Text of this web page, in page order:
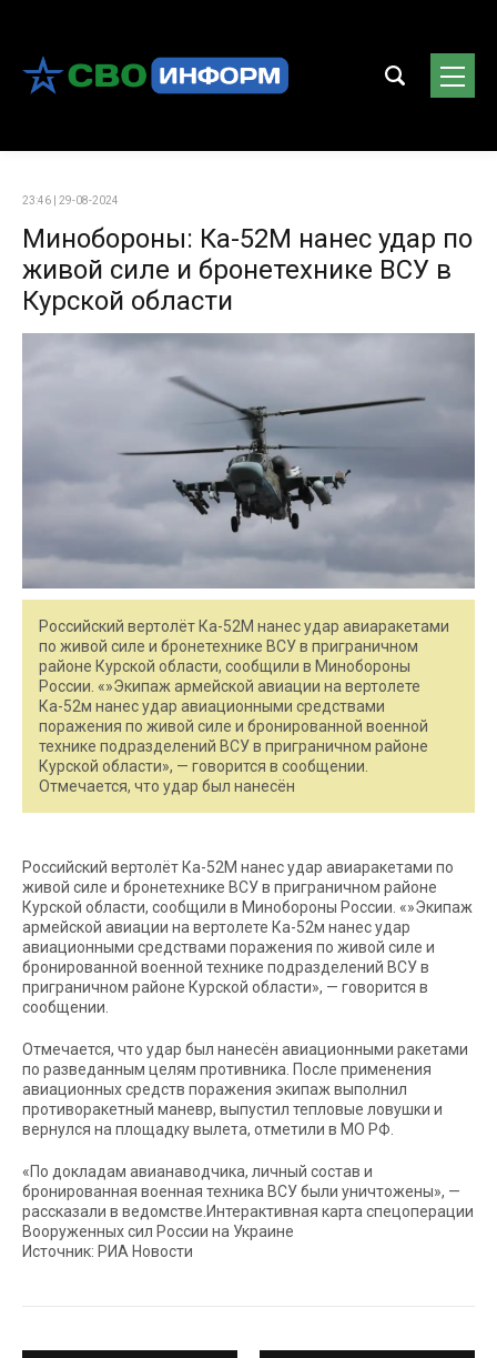
23:46 | 29-08-2024
Минобороны: Ка-52М нанес удар по
живой силе и бронетехнике ВСУ в
Курской области
Российский вертолёт Ка-52М нанес удар авиаракетами
по живой силе и бронетехнике ВСУ в приграничном
районе Курской области, сообщили в Минобороны
России. «»Экипаж армейской авиации на вертолете
Ка-52м нанес удар авиационными средствами
поражения по живой силе и бронированной военной
технике подразделений ВСУ в приграничном районе
Курской области», — говорится в сообщении.
Отмечается, что удар был нанесён
Российский вертолёт Ка-52М нанес удар авиаракетами по
живой силе и бронетехнике ВСУ в приграничном районе
Курской области, сообщили в Минобороны России. «»Экипаж
армейской авиации на вертолете Ка-52м нанес удар
авиационными средствами поражения по живой силе и
бронированной военной технике подразделений ВСУ в
приграничном районе Курской области», — говорится в
сообщении.
Отмечается, что удар был нанесён авиационными ракетами
по разведанным целям противника. После применения
авиационных средств поражения экипаж выполнил
противоракетный маневр, выпустил тепловые ловушки и
вернулся на площадку вылета, отметили в МО РФ.
«По докладам авианаводчика, личный состав и
бронированная военная техника ВСУ были уничтожены», —
рассказали в ведомстве.Интерактивная карта спецоперации
Вооруженных сил России на Украине
Источник: РИА Новости